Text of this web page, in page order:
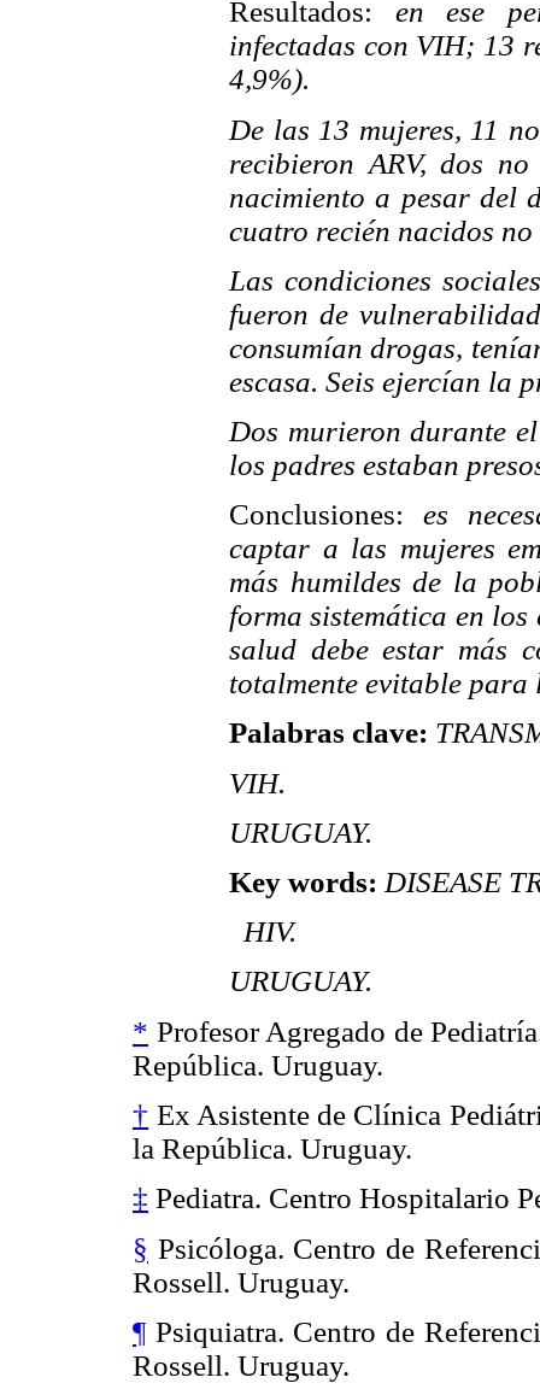
Resultados: en ese
infectadas con VIH; 13
4,9%).
De las 13 mujeres, 11
recibieron ARV, dos
nacimiento a pesar del
cuatro recién nacidos
Las condiciones
fueron de
consumían drogas,
escasa. Seis ejercían la
Dos murieron durante
los padres estaban
Conclusiones: es
captar a las mujeres
más humildes de la
forma sistemática en
salud debe estar más
totalmente evitable para
Palabras clave:
VIH.
URUGUAY.
Key words: DISEASE
HIV.
URUGUAY.
* Profesor Agregado de
República. Uruguay.
† Ex Asistente de Clínica
la República. Uruguay.
‡ Pediatra. Centro Hospitalario
§ Psicóloga. Centro de
Rossell. Uruguay.
¶ Psiquiatra. Centro de
Rossell. Uruguay.